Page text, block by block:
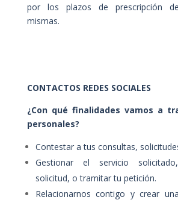
por los plazos de prescripción
mismas.
CONTACTOS REDES SOCIALES
¿Con qué finalidades vamos a
personales?
Contestar a tus consultas,
Gestionar el servicio
solicitud, o tramitar tu petición.
Relacionarnos contigo y crear